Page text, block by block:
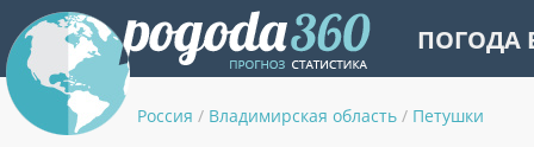
ПОГОДА
Россия / Владимирская область / Петушки